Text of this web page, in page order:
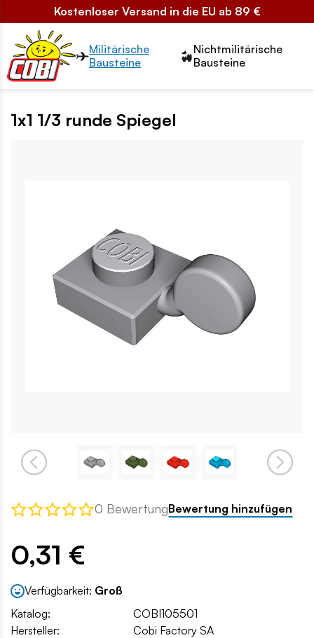
Kostenloser Versand in die EU ab 89 €
Przełącznik segmentów2
Militärische
Bausteine
Nichtmilitärische
Bausteine
1x1 1/3 runde Spiegel
0 BewertungBewertung hinzufügen
0,31 €
Verfügbarkeit: Groß
Katalog:
COBI105501
Hersteller:
Cobi Factory SA